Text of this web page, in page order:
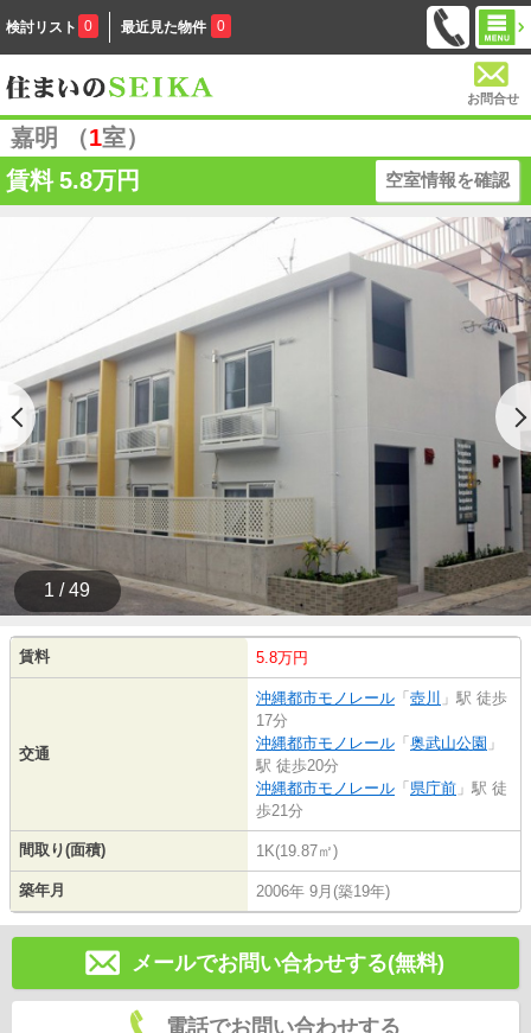
検討リスト 0 最近見た物件 0
お問合せ
嘉明 （1室）
賃料 5.8万円 空室情報を確認
1 / 49
賃料 5.8万円
交通
沖縄都市モノレール 「 壺川 」駅 徒歩
17分
沖縄都市モノレール 「 奥武山公園 」
駅 徒歩20分
沖縄都市モノレール 「 県庁前 」駅 徒
歩21分
間取り(面積) 1K(19.87㎡)
築年月 2006年 9月(築19年)
メールでお問い合わせする(無料)
電話でお問い合わせする